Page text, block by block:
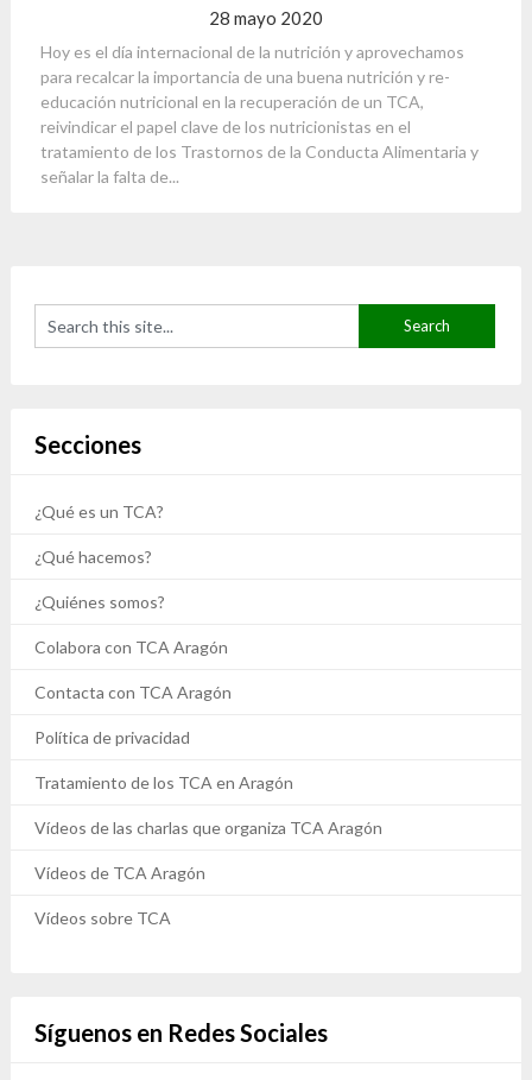
28 mayo 2020
Hoy es el día internacional de la nutrición y aprovechamos
para recalcar la importancia de una buena nutrición y re-
educación nutricional en la recuperación de un TCA,
reivindicar el papel clave de los nutricionistas en el
tratamiento de los Trastornos de la Conducta Alimentaria y
señalar la falta de...
Secciones
¿Qué es un TCA?
¿Qué hacemos?
¿Quiénes somos?
Colabora con TCA Aragón
Contacta con TCA Aragón
Política de privacidad
Tratamiento de los TCA en Aragón
Vídeos de las charlas que organiza TCA Aragón
Vídeos de TCA Aragón
Vídeos sobre TCA
Síguenos en Redes Sociales